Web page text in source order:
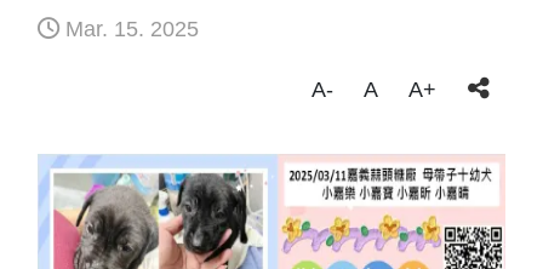
Mar. 15. 2025
A- A A+